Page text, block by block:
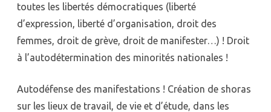
toutes les libertés démocratiques (liberté
d’expression, liberté d’organisation, droit des
femmes, droit de grève, droit de manifester…) ! Droit
à l’autodétermination des minorités nationales !
Autodéfense des manifestations ! Création de shoras
sur les lieux de travail, de vie et d’étude, dans les